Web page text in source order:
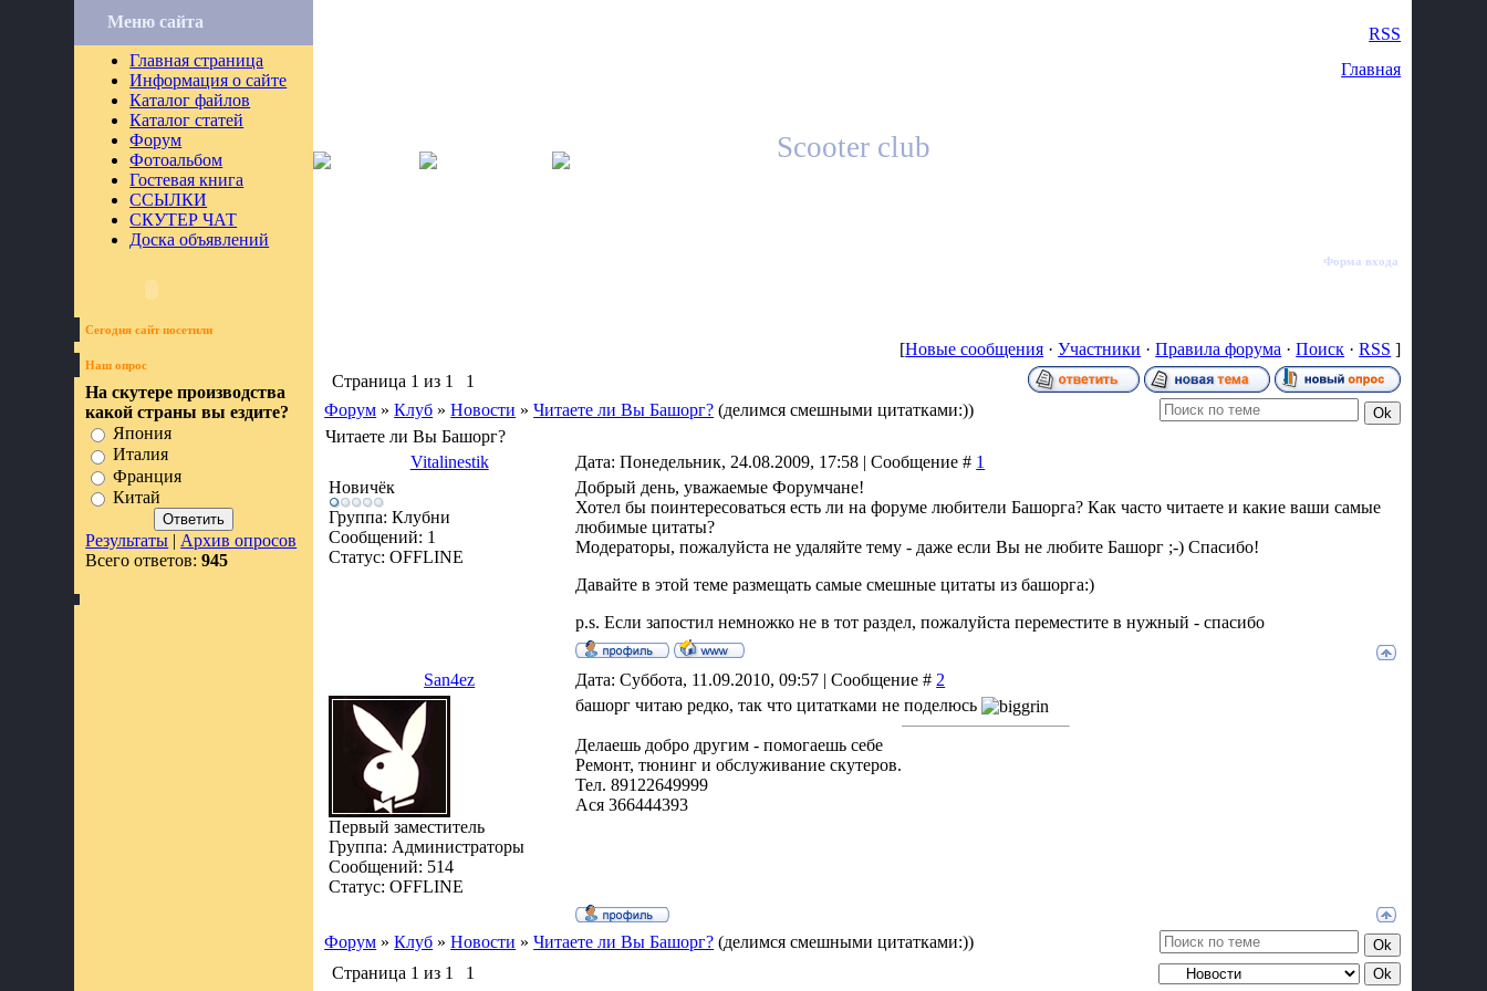
Меню сайта
Главная страница
Информация о сайте
Каталог файлов
Каталог статей
Форум
Фотоальбом
Гостевая книга
ССЫЛКИ
СКУТЕР ЧАТ
Доска объявлений
Сегодня сайт посетили
Наш опрос
На скутере производства
какой страны вы ездите?
Япония
Италия
Франция
Китай
Результаты | Архив опросов
Всего ответов:945
|RSS
Главная
Scooter club
Форма входа
[Новые сообщения ·Участники ·Правила форума ·Поиск ·RSS ]
Страница 1 из 1
1
Форум » Клуб » Новости » Читаете ли Вы Башорг? (делимся смешными цитатками:))
Читаете ли Вы Башорг?
Vitalinestik
Дата: Понедельник, 24.08.2009, 17:58 | Сообщение # 1
Новичёк
Группа: Клубни
Сообщений: 1
Статус:OFFLINE
Добрый день, уважаемые Форумчане!
Хотел бы поинтересоваться есть ли на форуме любители Башорга? Как часто читаете и какие ваши самые
любимые цитаты?
Модераторы, пожалуйста не удаляйте тему - даже если Вы не любите Башорг ;-) Спасибо!
Давайте в этой теме размещать самые смешные цитаты из башорга:)
p.s. Если запостил немножко не в тот раздел, пожалуйста переместите в нужный - спасибо
San4ez Дата: Суббота, 11.09.2010, 09:57 | Сообщение # 2
Первый заместитель
Группа: Администраторы
Сообщений: 514
Статус:OFFLINE
башорг читаю редко, так что цитатками не поделюсь
Делаешь добро другим - помогаешь себе
Ремонт, тюнинг и обслуживание скутеров.
Тел. 89122649999
Ася 366444393
Форум » Клуб » Новости » Читаете ли Вы Башорг? (делимся смешными цитатками:))
Страница 1 из 1 1